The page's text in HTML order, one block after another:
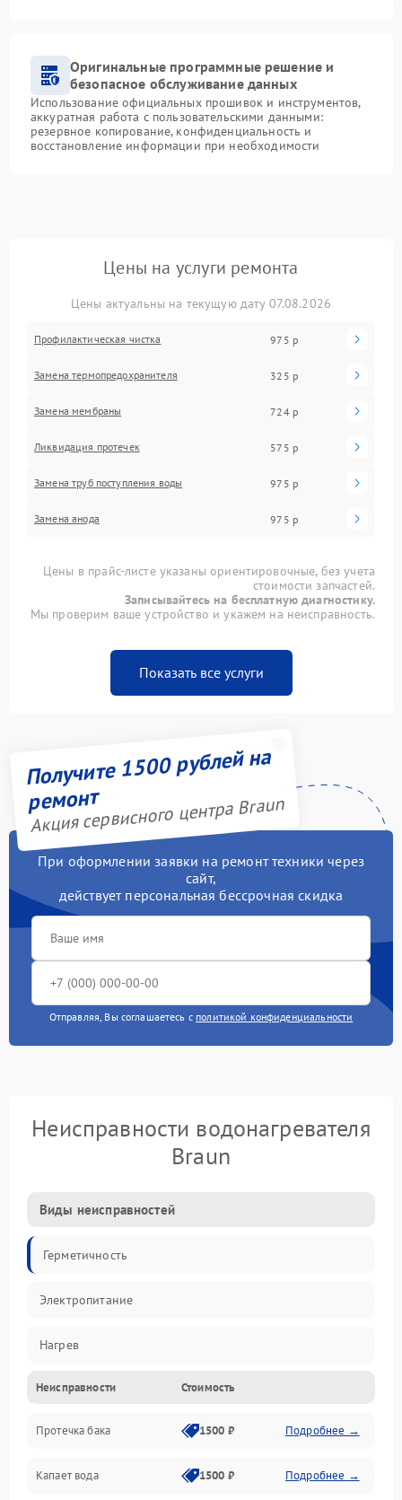
Оригинальные программные решение и
безопасное обслуживание данных
Использование официальных прошивок и инструментов,
аккуратная работа с пользовательскими данными:
резервное копирование, конфиденциальность и
восстановление информации при необходимости
Цены на услуги ремонта
Цены актуальны на текущую дату 07.08.2026
Профилактическая чистка 975 р
Замена термопредохранителя 325 р
Замена мембраны 724 р
Ликвидация протечек 575 р
Замена труб поступления воды 975 р
Замена анода 975 р
Цены в прайс-листе указаны ориентировочные, без учета
стоимости запчастей.
Записывайтесь на бесплатную диагностику.
Мы проверим ваше устройство и укажем на неисправность.
Показать все услуги
Получите 1500 рублей на
ремонт
Акция сервисного центра Braun
При оформлении заявки на ремонт техники через
сайт,
действует персональная бессрочная скидка
Отправляя, Вы соглашаетесь с политикой конфиденциальности
Неисправности водонагревателя
Braun
Виды неисправностей
Герметичность
Электропитание
Нагрев
Датчики
Механика
Неисправности Стоимость
Протечка бака 1500 ₽ Подробнее →
Капает вода 1500 ₽ Подробнее →